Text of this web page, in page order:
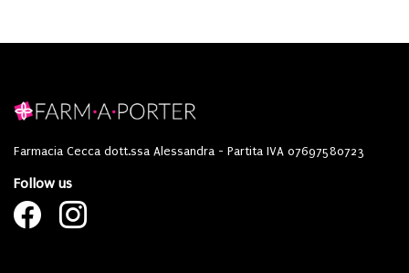
Farmacia Cecca dott.ssa Alessandra - Partita IVA 07697580723
Follow us